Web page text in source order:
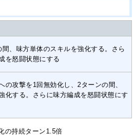
間、味方単体のスキルを強化する。さら
を怒闘状態にする
の攻撃を1回無効化し、2ターンの間、
化する。さらに味方編成を怒闘状態にす
の持続ターン1.5倍